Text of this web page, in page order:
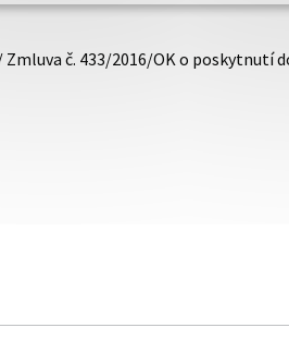
Zmluva č. 433/2016/OK o poskytnutí